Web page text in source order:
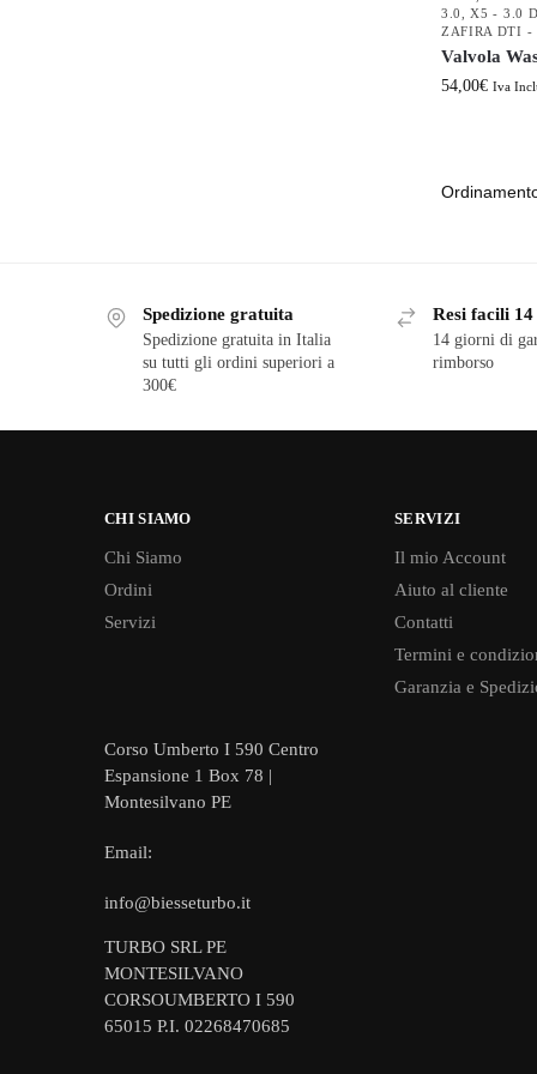
3.0
,X5 - 3.0
ZAFIRA DTI -
Valvola
54,00€ Iva
Spedizione gratuita
Spedizione gratuita in Italia
su tutti gli ordini superiori a
300€
Resi facili
14 giorni di
rimborso
CHI SIAMO
Chi Siamo
Ordini
Servizi
Corso Umberto I 590 Centro
Espansione 1 Box 78 |
Montesilvano PE
Email:
info@biesseturbo.it
TURBO SRL PE
MONTESILVANO
CORSOUMBERTO I 590
65015 P.I. 02268470685
SERVIZI
Il mio Account
Aiuto al cliente
Contatti
Termini e
Garanzia e